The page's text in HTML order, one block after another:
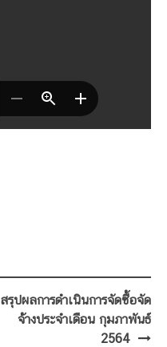
สรุปผลการดำเนินการจัดซื้อจัด
จ้างประจำเดือน กุมภาพันธ์
2564